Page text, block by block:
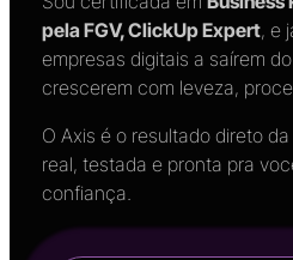
pela FGV, ClickUp Expert, e
empresas digitais a saírem
crescerem com leveza,
O Axis é o resultado direto
real, testada e pronta pra
confiança.